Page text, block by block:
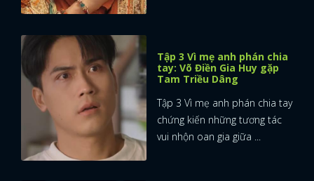
Tập 3 Vì mẹ anh phán chia
tay: Võ Điền Gia Huy gặp
Tam Triều Dâng
Tập 3 Vì mẹ anh phán chia tay
chứng kiến những tương tác
vui nhộn oan gia giữa ...